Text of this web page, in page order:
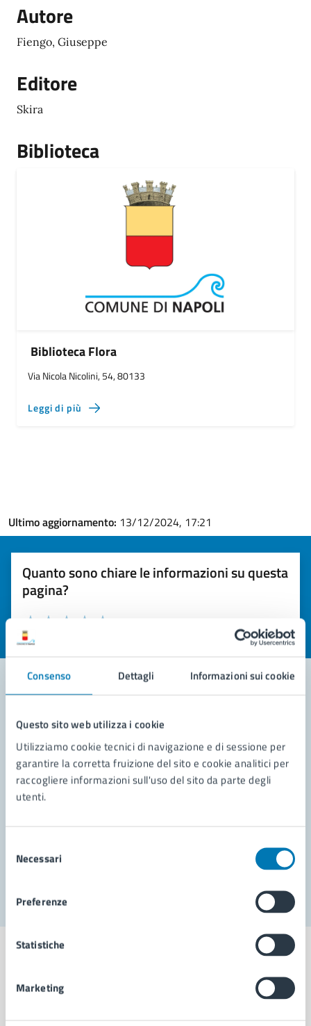
Consenso Dettagli Informazioni sui cookie
Questo sito web utilizza i cookie
Utilizziamo cookie tecnici di navigazione e di sessione per
garantire la corretta fruizione del sito e cookie analitici per
raccogliere informazioni sull'uso del sito da parte degli
utenti.
delNecessari
Preferenze
Statistiche
Marketing
Autore
Fiengo, Giuseppe
Editore
Skira
Biblioteca
Biblioteca Flora
Via Nicola Nicolini, 54, 80133
Leggi di più
Ultimo aggiornamento: 13/12/2024, 17:21
Quanto sono chiare le informazioni su questa
pagina?
Valuta la chiarezza delle informazioni (da 1 a 5 stelle)
Seleziona il numero di stelle per valutare la chiarezza delle
Valuta 1 stelle su 5
Contatta il comune
Leggi le domande frequenti
Richiedi assistenza
Segnala disservizio
Comune di Napoli